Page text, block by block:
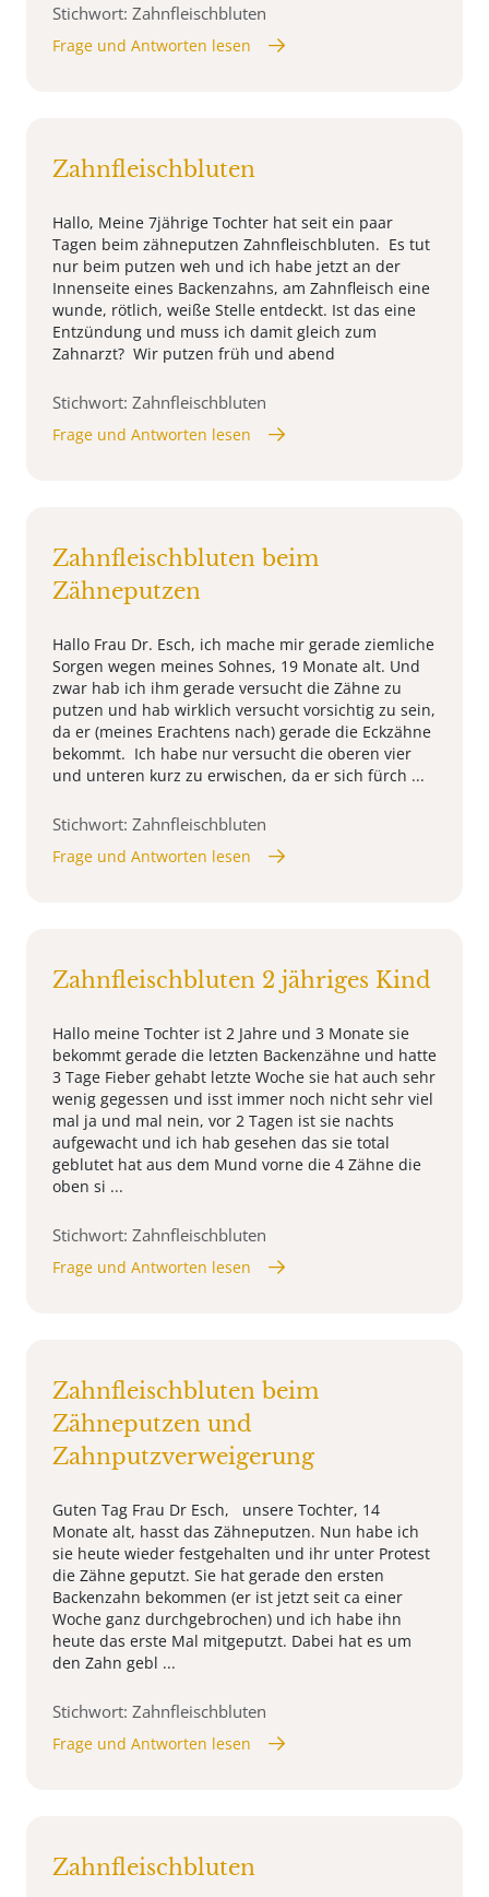
Stichwort: Zahnfleischbluten
Frage und Antworten lesen
Zahnfleischbluten
Hallo, Meine 7jährige Tochter hat seit ein paar
Tagen beim zähneputzen Zahnfleischbluten. Es tut
nur beim putzen weh und ich habe jetzt an der
Innenseite eines Backenzahns, am Zahnfleisch eine
wunde, rötlich, weiße Stelle entdeckt. Ist das eine
Entzündung und muss ich damit gleich zum
Zahnarzt? Wir putzen früh und abend
Stichwort: Zahnfleischbluten
Frage und Antworten lesen
Zahnfleischbluten beim
Zähneputzen
Hallo Frau Dr. Esch, ich mache mir gerade ziemliche
Sorgen wegen meines Sohnes, 19 Monate alt. Und
zwar hab ich ihm gerade versucht die Zähne zu
putzen und hab wirklich versucht vorsichtig zu sein,
da er (meines Erachtens nach) gerade die Eckzähne
bekommt. Ich habe nur versucht die oberen vier
und unteren kurz zu erwischen, da er sich fürch ...
Stichwort: Zahnfleischbluten
Frage und Antworten lesen
Zahnfleischbluten 2 jähriges Kind
Hallo meine Tochter ist 2 Jahre und 3 Monate sie
bekommt gerade die letzten Backenzähne und hatte
3 Tage Fieber gehabt letzte Woche sie hat auch sehr
wenig gegessen und isst immer noch nicht sehr viel
mal ja und mal nein, vor 2 Tagen ist sie nachts
aufgewacht und ich hab gesehen das sie total
geblutet hat aus dem Mund vorne die 4 Zähne die
oben si ...
Stichwort: Zahnfleischbluten
Frage und Antworten lesen
Zahnfleischbluten beim
Zähneputzen und
Zahnputzverweigerung
Guten Tag Frau Dr Esch, unsere Tochter, 14
Monate alt, hasst das Zähneputzen. Nun habe ich
sie heute wieder festgehalten und ihr unter Protest
die Zähne geputzt. Sie hat gerade den ersten
Backenzahn bekommen (er ist jetzt seit ca einer
Woche ganz durchgebrochen) und ich habe ihn
heute das erste Mal mitgeputzt. Dabei hat es um
den Zahn gebl ...
Stichwort: Zahnfleischbluten
Frage und Antworten lesen
Zahnfleischbluten